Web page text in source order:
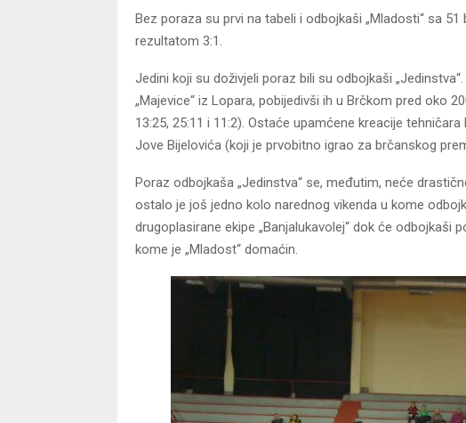
Bez poraza su prvi na tabeli i odbojkaši „Mladosti“ sa 51
rezultatom 3:1.
Jedini koji su doživjeli poraz bili su odbojkaši
„Majevice“ iz Lopara, pobijedivši ih u Brčkom pred oko
13:25, 25:11 i 11:2). Ostaće upamćene kreacije
Jove Bijelovića (koji je prvobitno igrao za brčanskog
Poraz odbojkaša „Jedinstva“ se, međutim, neće
ostalo je još jedno kolo narednog vikenda u kome
drugoplasirane ekipe „Banjalukavolej“ dok će
kome je „Mladost“ domaćin.